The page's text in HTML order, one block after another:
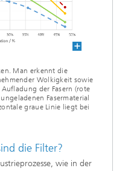
Man erkennt die
Wolkigkeit sowie
der Fasern (rote
Fasermaterial
graue Linie liegt bei
die Filter?
wie in der